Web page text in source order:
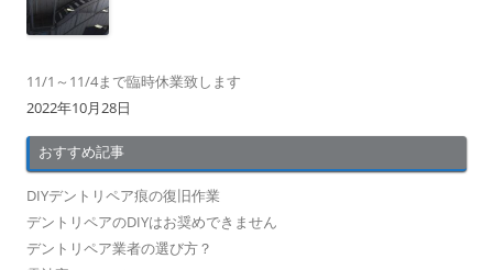
11/1～11/4まで臨時休業致します
2022年10月28日
おすすめ記事
DIYデントリペア痕の復旧作業
デントリペアのDIYはお奨めできません
デントリペア業者の選び方？